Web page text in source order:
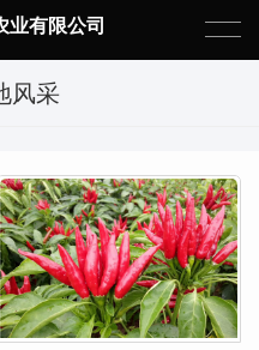
业有限公司
风采